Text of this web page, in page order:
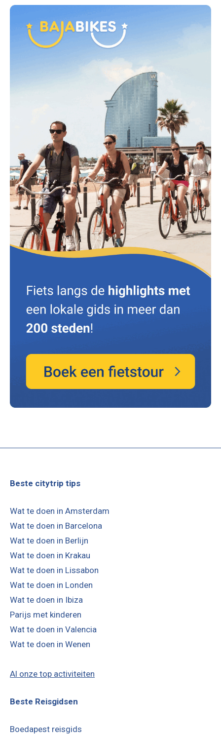
Beste citytrip tips
Wat te doen in Amsterdam
Wat te doen in Barcelona
Wat te doen in Berlijn
Wat te doen in Krakau
Wat te doen in Lissabon
Wat te doen in Londen
Wat te doen in Ibiza
Parijs met kinderen
Wat te doen in Valencia
Wat te doen in Wenen
Al onze top activiteiten
Beste Reisgidsen
Boedapest reisgids